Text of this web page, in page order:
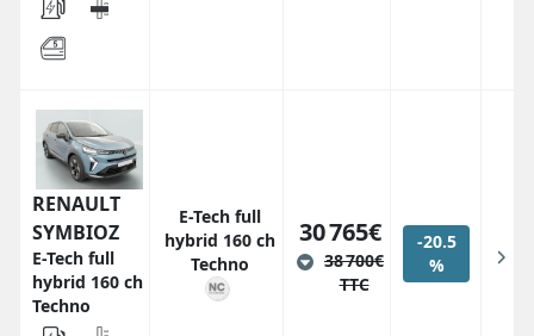
RENAULT
SYMBIOZ
E-Tech full
hybrid 160 ch
Techno
E-Tech full
hybrid 160 ch
Techno
30 765€
38 700€
TTC
-20.5
%